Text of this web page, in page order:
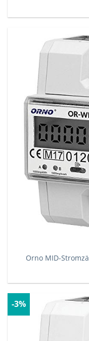
Orno MID-
-3%